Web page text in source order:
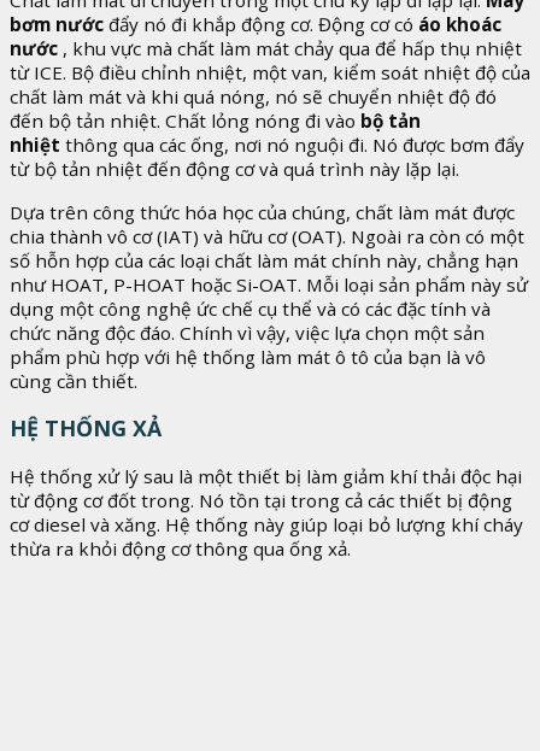
bơm nước đẩy nó đi khắp động cơ. Động cơ có áo khoác
nước , khu vực mà chất làm mát chảy qua để hấp thụ nhiệt
từ ICE. Bộ điều chỉnh nhiệt, một van, kiểm soát nhiệt độ của
chất làm mát và khi quá nóng, nó sẽ chuyển nhiệt độ đó
đến bộ tản nhiệt. Chất lỏng nóng đi vào bộ tản
nhiệt thông qua các ống, nơi nó nguội đi. Nó được bơm đẩy
từ bộ tản nhiệt đến động cơ và quá trình này lặp lại.
Dựa trên công thức hóa học của chúng, chất làm mát được
chia thành vô cơ (IAT) và hữu cơ (OAT). Ngoài ra còn có một
số hỗn hợp của các loại chất làm mát chính này, chẳng hạn
như HOAT, P-HOAT hoặc Si-OAT. Mỗi loại sản phẩm này sử
dụng một công nghệ ức chế cụ thể và có các đặc tính và
chức năng độc đáo. Chính vì vậy, việc lựa chọn một sản
phẩm phù hợp với hệ thống làm mát ô tô của bạn là vô
cùng cần thiết.
HỆ THỐNG XẢ
Hệ thống xử lý sau là một thiết bị làm giảm khí thải độc hại
từ động cơ đốt trong. Nó tồn tại trong cả các thiết bị động
cơ diesel và xăng. Hệ thống này giúp loại bỏ lượng khí cháy
thừa ra khỏi động cơ thông qua ống xả.